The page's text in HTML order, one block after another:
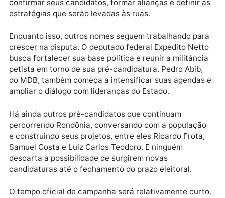
Por isso, apesar das movimentações e do clima de
campanha já tomar conta do Estado, ainda é cedo
qualquer conclusão definitiva.
As convenções partidárias só começam oficialmente
em 20 de julho. Será nesse período que os partidos
confirmar seus candidatos, formar alianças e definir
Enquanto isso, outros nomes seguem trabalhando
crescer na disputa. O deputado federal Expedito
busca fortalecer sua base política e reunir a
petista em torno de sua pré-candidatura. Pedro Abib,
ampliar o diálogo com lideranças do Estado.